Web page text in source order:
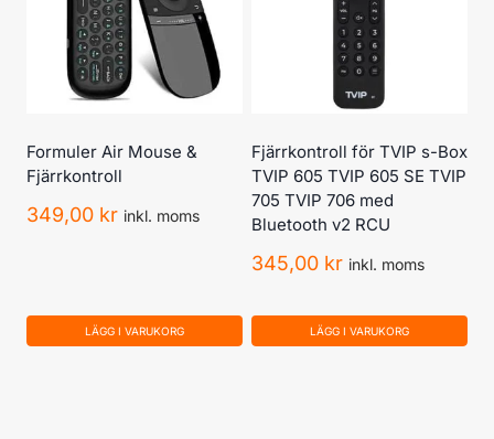
Formuler Air Mouse &
Fjärrkontroll
349,00 kr inkl. moms
LÄGG I VARUKORG
Fjärrkontroll för TVIP s-Box
TVIP 605 TVIP 605 SE TVIP
705 TVIP 706 med
Bluetooth v2 RCU
345,00 kr inkl. moms
LÄGG I VARUKORG